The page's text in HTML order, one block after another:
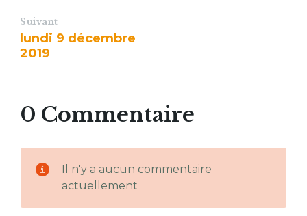
Suivant
lundi 9 décembre
2019
0 Commentaire
Il n'y a aucun commentaire
actuellement